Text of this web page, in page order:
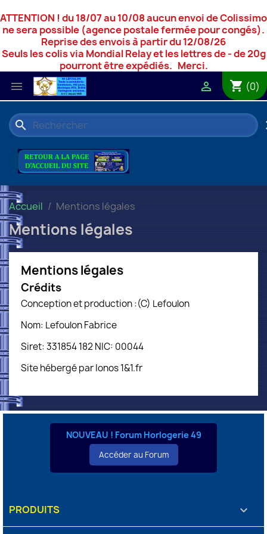
ATTENTION ! du 18/07 au 10/08 aucun envoi de Colissimo
ne sera possible (agence postale fermée pour congés).
Reprise des envois à partir du 12/08/26
Seuls les colis via Mondial Relay et les lettres de - de 20g
pourront être expédiés. Merci.
 shopping_cart (0)

search
Accueil Mentions légales
Mentions légales
Mentions légales
Crédits
Conception et production :(C) Lefoulon
Nom: Lefoulon Fabrice
Siret: 331854 182 NIC: 00044
Site hébergé par Ionos 1&1.fr
NOUVEAU ! Forum Horlogerie 49
Accéder au Forum
PRODUITS 